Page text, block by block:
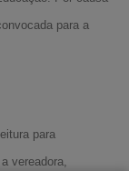
para a
para
vereadora,